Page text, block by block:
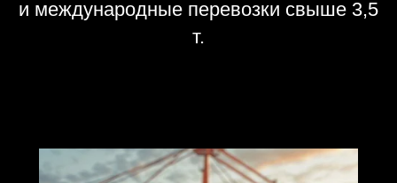
и международные перевозки свыше 3,5
т.